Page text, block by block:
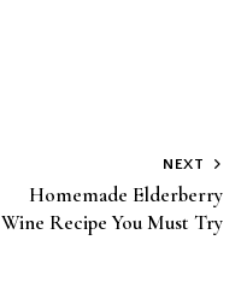
NEXT
Homemade Elderberry
Wine Recipe You Must Try